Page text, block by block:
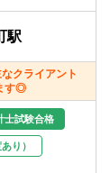
（工場の労務
セカンドキ
能（有期）
験者で今後、
を置きたい
で今後監査以
の第三者保
assuran
csr-report-
駅
クライアント
す◎
士試験合格
り）